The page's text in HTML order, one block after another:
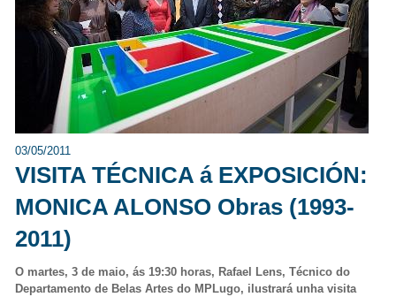
03/05/2011
VISITA TÉCNICA á EXPOSICIÓN:
MONICA ALONSO Obras (1993-
2011)
O martes, 3 de maio, ás 19:30 horas, Rafael Lens, Técnico do
Departamento de Belas Artes do MPLugo, ilustrará unha visita